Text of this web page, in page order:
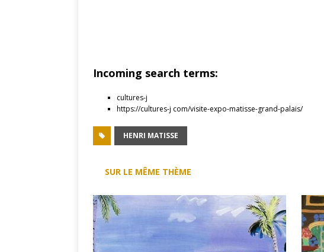
Incoming search terms:
cultures-j
https://cultures-j com/visite-expo-matisse-grand-palais/
HENRI MATISSE
SUR LE MÊME THÈME